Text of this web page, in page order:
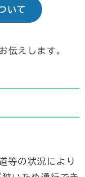
いて
伝えします。
等の状況により